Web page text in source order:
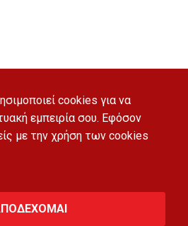
cookies για να
εμπειρία σου. Εφόσον
με την χρήση των cookies